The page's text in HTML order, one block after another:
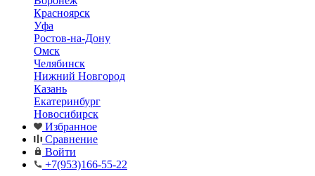
Красноярск
Уфа
Ростов-на-Дону
Омск
Челябинск
Нижний Новгород
Казань
Екатеринбург
Новосибирск
Избранное
Сравнение
Войти
+7(953)166-55-22